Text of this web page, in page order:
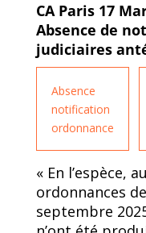
CA Paris 17
Absence de
judiciaires
Absence
notification
ordonnance
« En l’espèce,
ordonnances
septembre